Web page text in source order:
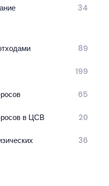
34
89
199
65
в ЦСВ 20
36